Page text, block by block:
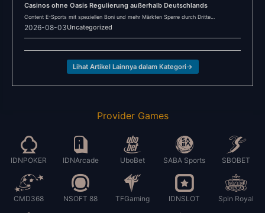
Casinos ohne Oasis Regulierung außerhalb Deutschlands
Content E-Sports mit speziellen Boni und mehr Märkten Sperre durch Dritte
2026-08-03Uncategorized
Lihat Artikel Lainnya dalam Kategori→
Provider Games
IDNPOKER IDNArcade UboBet SABA Sports SBOBET
CMD368 NSOFT 88 TFGaming IDNSLOT Spin Royal